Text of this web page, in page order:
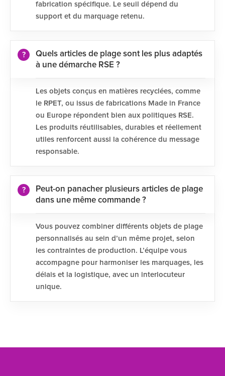
fabrication spécifique. Le seuil dépend du
support et du marquage retenu.
Quels articles de plage sont les plus adaptés
à une démarche RSE ?
Les objets conçus en matières recyclées, comme
le RPET, ou issus de fabrications Made in France
ou Europe répondent bien aux politiques RSE.
Les produits réutilisables, durables et réellement
utiles renforcent aussi la cohérence du message
responsable.
Peut-on panacher plusieurs articles de plage
dans une même commande ?
Vous pouvez combiner différents objets de plage
personnalisés au sein d’un même projet, selon
les contraintes de production. L’équipe vous
accompagne pour harmoniser les marquages, les
délais et la logistique, avec un interlocuteur
unique.